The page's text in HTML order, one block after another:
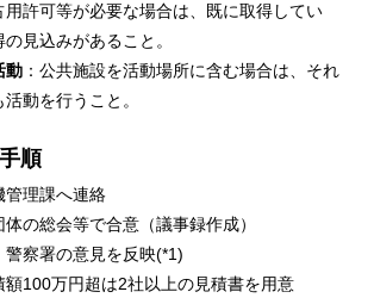
用許可等が必要な場合は、既に取得してい
見込みがあること。
動 ：公共施設を活動場所に含む場合は、それ
動を行うこと。
順
管理課へ連絡
の総会等で合意（議事録作成）
警察署の意見を反映(*1)
額100万円超は2社以上の見積書を用意